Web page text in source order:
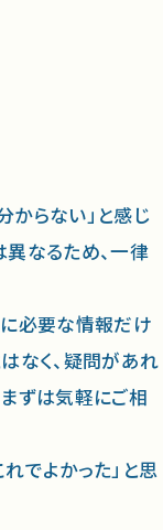
らない」と感じ
なるため、一律
に必要な情報だけ
なく、疑問があれ
ずは気軽にご相
でよかった」と思